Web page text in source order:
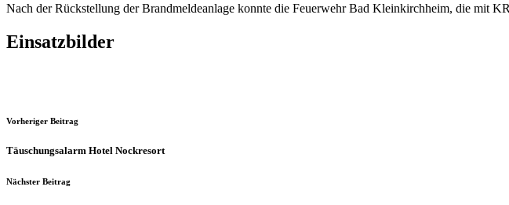
Nach der Rückstellung der Brandmeldeanlage konnte die Feuerwehr Bad Kleinkirchheim, die mit
Einsatzbilder
Vorheriger Beitrag
Täuschungsalarm Hotel Nockresort
Nächster Beitrag